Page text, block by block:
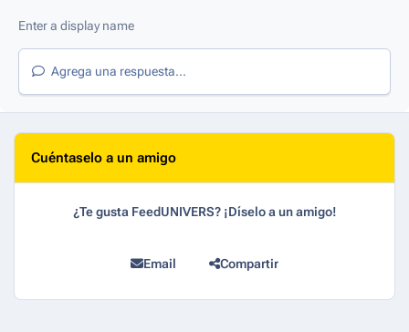
Agrega una respuesta...
Cuéntaselo a un amigo
¿Te gusta FeedUNIVERS? ¡Díselo a un amigo!
Email Compartir